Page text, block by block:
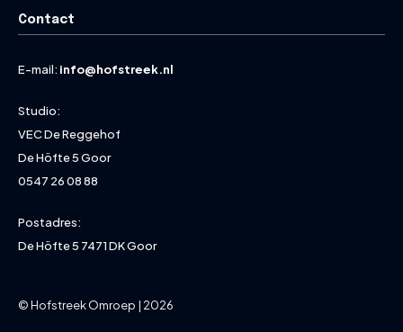
Contact
E-mail: info@hofstreek.nl
Studio:
VEC De Reggehof
De Höfte 5 Goor
0547 26 08 88
Postadres:
De Höfte 5 7471 DK Goor
© Hofstreek Omroep | 2026